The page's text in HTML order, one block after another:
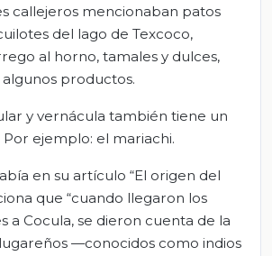
callejeros mencionaban patos
del lago de Texcoco,
al horno, tamales y dulces,
productos.
y vernácula también tiene un
ejemplo: el mariachi.
en su artículo “El origen del
que “cuando llegaron los
a Cocula, se dieron cuenta de la
—conocidos como indios